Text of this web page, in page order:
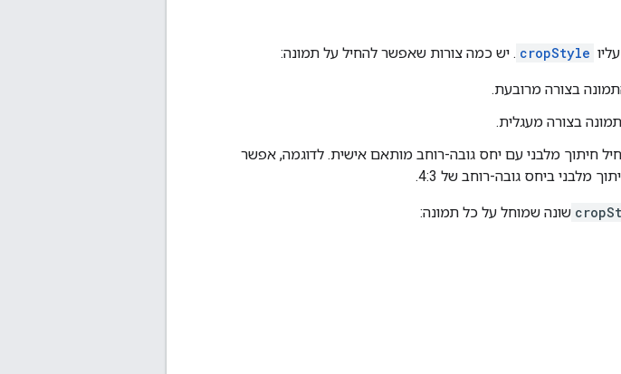
cropStyle . יש כמה צורות שאפשר להחיל על תמונה:
בצורה מרובעת.
בצורה מעגלית.
חיתוך מלבני עם יחס גובה-רוחב מותאם אישית. לדוגמה, אפשר
מלבני ביחס גובה-רוחב של 4:3.
שונה שמוחל על כל תמונה: